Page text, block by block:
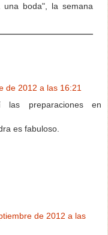
una boda", la semana
de 2012 a las 16:21
preparaciones en
es fabuloso.
de 2012 a las